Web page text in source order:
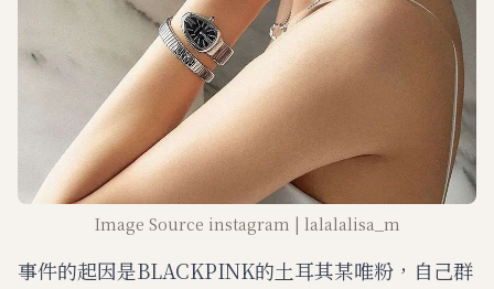
Image Source instagram | lalalalisa_m
事件的起因是BLACKPINK的土耳其某唯粉，自己群